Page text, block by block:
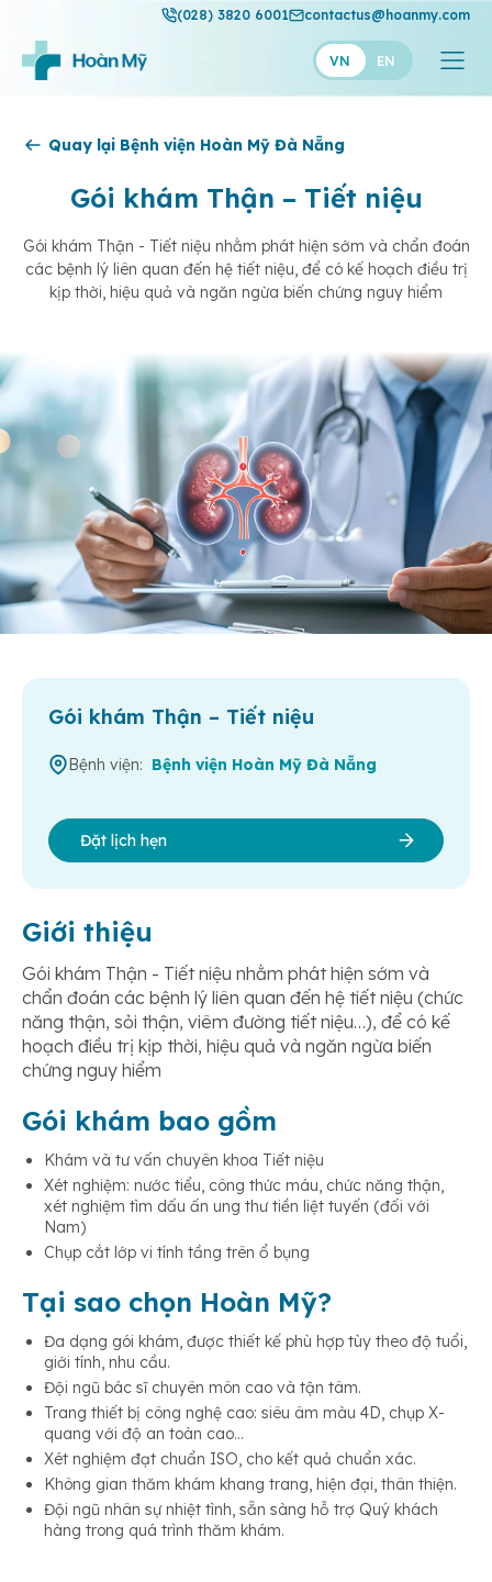
(028) 3820 6001 contactus@hoanmy.com
VN EN
Hoàn Mỹ
Thuận Mỹ
Quay lại Bệnh viện Hoàn Mỹ Đà Nẵng
Gói khám Thận – Tiết niệu
Gói khám Thận - Tiết niệu nhằm phát hiện sớm và chẩn đoán
các bệnh lý liên quan đến hệ tiết niệu, để có kế hoạch điều trị
kịp thời, hiệu quả và ngăn ngừa biến chứng nguy hiểm
Giới thiệu
Gói khám Thận - Tiết niệu nhằm phát hiện sớm và
chẩn đoán các bệnh lý liên quan đến hệ tiết niệu (chức
năng thận, sỏi thận, viêm đường tiết niệu…), để có kế
hoạch điều trị kịp thời, hiệu quả và ngăn ngừa biến
chứng nguy hiểm
Gói khám bao gồm
Khám và tư vấn chuyên khoa Tiết niệu
Xét nghiệm: nước tiểu, công thức máu, chức năng thận,
xét nghiệm tìm dấu ấn ung thư tiền liệt tuyến (đối với
Nam)
Chụp cắt lớp vi tính tầng trên ổ bụng
Tại sao chọn Hoàn Mỹ?
Đa dạng gói khám, được thiết kế phù hợp tùy theo độ tuổi,
giới tính, nhu cầu.
Đội ngũ bác sĩ chuyên môn cao và tận tâm.
Trang thiết bị công nghệ cao: siêu âm màu 4D, chụp X-
quang với độ an toàn cao…
Xét nghiệm đạt chuẩn ISO, cho kết quả chuẩn xác.
Không gian thăm khám khang trang, hiện đại, thân thiện.
Đội ngũ nhân sự nhiệt tình, sẵn sàng hỗ trợ Quý khách
hàng trong quá trình thăm khám.
Gói khám Thận – Tiết niệu
Bệnh viện: Bệnh viện Hoàn Mỹ Đà Nẵng
Đặt lịch hẹn